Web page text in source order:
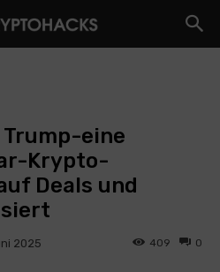
eine
Krypto-
Deals und
2025 0
409